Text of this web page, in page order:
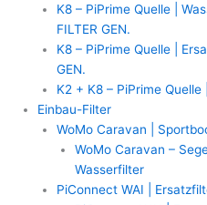
K8 – PiPrime Quelle |
FILTER GEN.
K8 – PiPrime Quelle |
GEN.
K2 + K8 – PiPrime
Einbau-Filter
WoMo Caravan |
WoMo Caravan –
Wasserfilter
PiConnect WAI |